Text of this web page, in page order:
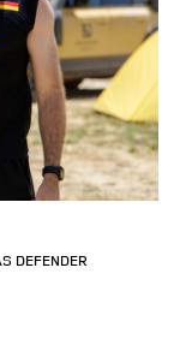
DEFENDER